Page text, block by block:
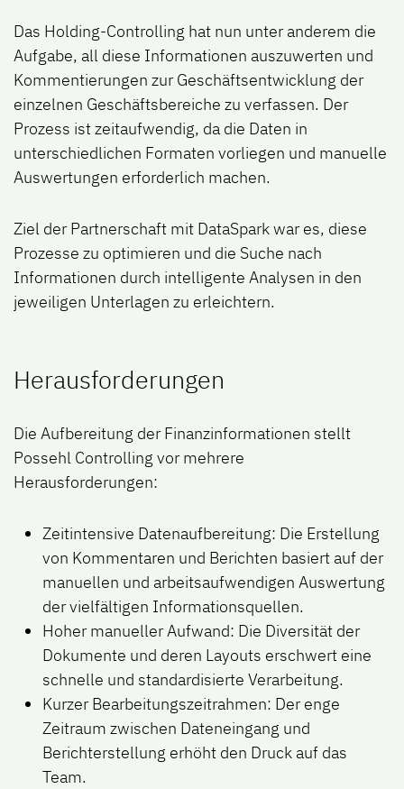
Das Holding-Controlling hat nun unter anderem die
Aufgabe, all diese Informationen auszuwerten und
Kommentierungen zur Geschäftsentwicklung der
einzelnen Geschäftsbereiche zu verfassen. Der
Prozess ist zeitaufwendig, da die Daten in
unterschiedlichen Formaten vorliegen und manuelle
Auswertungen erforderlich machen.
Ziel der Partnerschaft mit DataSpark war es, diese
Prozesse zu optimieren und die Suche nach
Informationen durch intelligente Analysen in den
jeweiligen Unterlagen zu erleichtern.
Herausforderungen
Die Aufbereitung der Finanzinformationen stellt
Possehl Controlling vor mehrere
Herausforderungen:
Zeitintensive Datenaufbereitung: Die Erstellung
von Kommentaren und Berichten basiert auf der
manuellen und arbeitsaufwendigen Auswertung
der vielfältigen Informationsquellen.
Hoher manueller Aufwand: Die Diversität der
Dokumente und deren Layouts erschwert eine
schnelle und standardisierte Verarbeitung.
Kurzer Bearbeitungszeitrahmen: Der enge
Zeitraum zwischen Dateneingang und
Berichterstellung erhöht den Druck auf das
Team.